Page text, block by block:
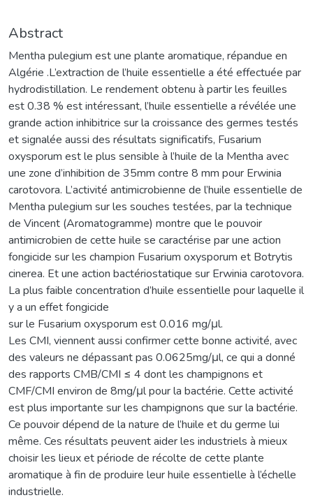
Abstract
Mentha pulegium est une plante aromatique, répandue en
Algérie .L’extraction de l’huile essentielle a été effectuée par
hydrodistillation. Le rendement obtenu à partir les feuilles
est 0.38 % est intéressant, l’huile essentielle a révélée une
grande action inhibitrice sur la croissance des germes testés
et signalée aussi des résultats significatifs, Fusarium
oxysporum est le plus sensible à l’huile de la Mentha avec
une zone d’inhibition de 35mm contre 8 mm pour Erwinia
carotovora. L’activité antimicrobienne de l’huile essentielle de
Mentha pulegium sur les souches testées, par la technique
de Vincent (Aromatogramme) montre que le pouvoir
antimicrobien de cette huile se caractérise par une action
fongicide sur les champion Fusarium oxysporum et Botrytis
cinerea. Et une action bactériostatique sur Erwinia carotovora.
La plus faible concentration d’huile essentielle pour laquelle il
y a un effet fongicide
sur le Fusarium oxysporum est 0.016 mg/μl.
Les CMI, viennent aussi confirmer cette bonne activité, avec
des valeurs ne dépassant pas 0.0625mg/μl, ce qui a donné
des rapports CMB/CMI ≤ 4 dont les champignons et
CMF/CMI environ de 8mg/μl pour la bactérie. Cette activité
est plus importante sur les champignons que sur la bactérie.
Ce pouvoir dépend de la nature de l’huile et du germe lui
même. Ces résultats peuvent aider les industriels à mieux
choisir les lieux et période de récolte de cette plante
aromatique à fin de produire leur huile essentielle à l’échelle
industrielle.